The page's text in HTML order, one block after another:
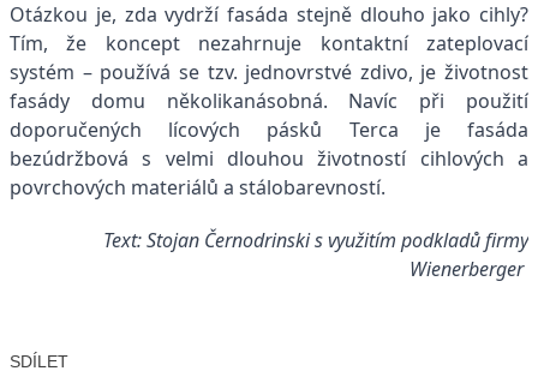
Otázkou je, zda vydrží fasáda stejně dlouho jako cihly?
Tím, že koncept nezahrnuje kontaktní zateplovací
systém – používá se tzv. jednovrstvé zdivo, je životnost
fasády domu několikanásobná. Navíc při použití
doporučených lícových pásků Terca je fasáda
bezúdržbová s velmi dlouhou životností cihlových a
povrchových materiálů a stálobarevností.
Text: Stojan Černodrinski s využitím podkladů firmy
Wienerberger
SDÍLET